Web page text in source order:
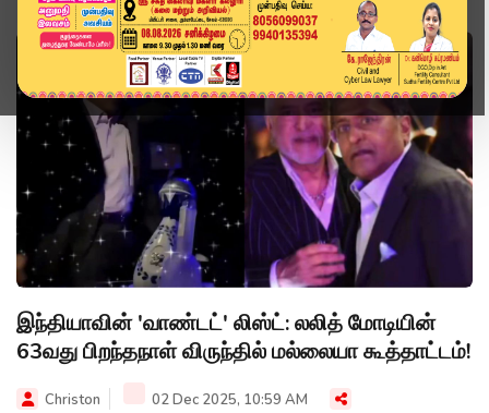
இந்தியாவின் 'வாண்டட்' லிஸ்ட்: லலித் மோடியின்
63வது பிறந்தநாள் விருந்தில் மல்லையா கூத்தாட்டம்!
Christon 02 Dec 2025, 10:59 AM